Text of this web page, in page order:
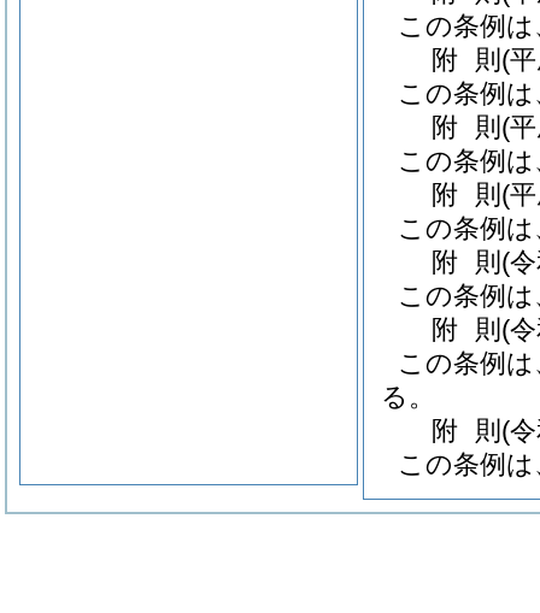
この条例
附 則 (
この条例
附 則 (
この条例
附 則 (
この条例
附 則 (
この条例
附 則 (
この条例
る。
附 則 (
この条例